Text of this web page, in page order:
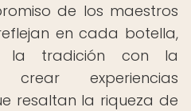
de los maestros
en cada botella,
la tradición con la
experiencias
resaltan la riqueza de